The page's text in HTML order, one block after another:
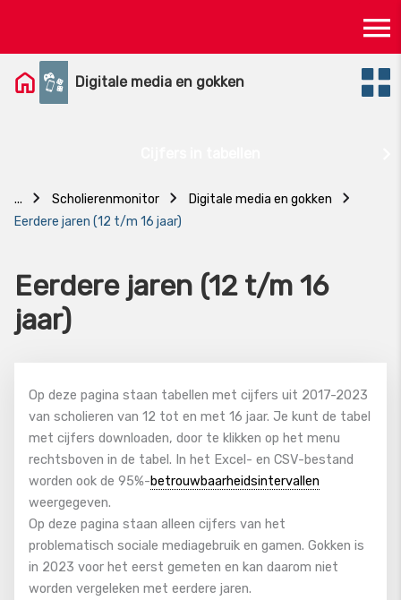
content
Digitale media en gokken
... Scholierenmonitor
Digitale media en gokken
Eerdere jaren (12 t/m 16 jaar)
Eerdere jaren (12 t/m 16
jaar)
Op deze pagina staan tabellen met cijfers uit 2017-2023
van scholieren van 12 tot en met 16 jaar. Je kunt de tabel
met cijfers downloaden, door te klikken op het menu
rechtsboven in de tabel. In het Excel- en CSV-bestand
worden ook de 95%-betrouwbaarheidsintervallen
weergegeven.
Op deze pagina staan alleen cijfers van het
problematisch sociale mediagebruik en gamen. Gokken is
in 2023 voor het eerst gemeten en kan daarom niet
worden vergeleken met eerdere jaren.